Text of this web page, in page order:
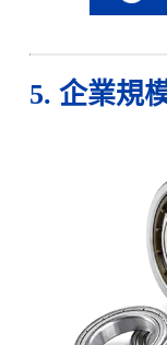
5. 企業規